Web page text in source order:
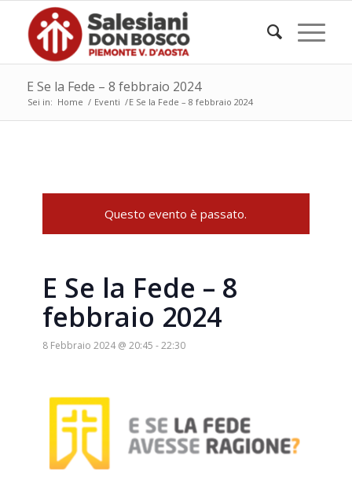
E Se la Fede – 8 febbraio 2024
Sei in: Home / Eventi /E Se la Fede – 8 febbraio 2024
Questo evento è passato.
E Se la Fede – 8
febbraio 2024
8 Febbraio 2024 @ 20:45 -22:30